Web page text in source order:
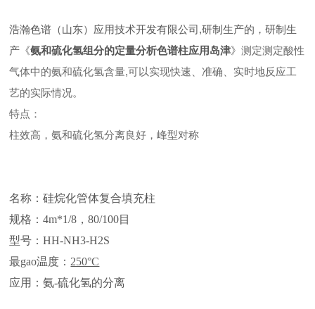
浩瀚色谱（山东）应用技术开发有限公司,研制生产的，研制生
产《氨和硫化氢组分的定量分析色谱柱应用岛津》测定测定酸性
气体中的氨和硫化氢含量,可以实现快速、准确、实时地反应工
艺的实际情况。
特点：
柱效高，氨和硫化氢分离良好，峰型对称
名称：硅烷化管体复合填充柱
规格：4m*1/8，80/100目
型号：HH-NH3-H2S
最gao温度： 250°C
应用：氨-硫化氢的分离